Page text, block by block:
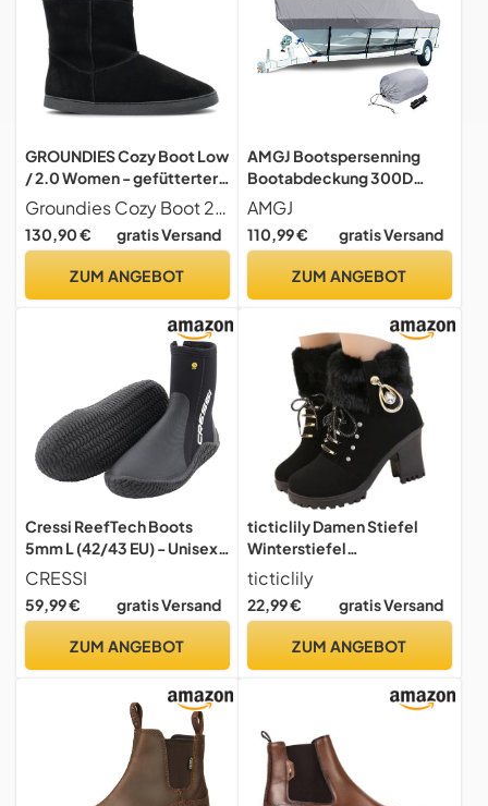
GROUNDIES Cozy Boot Low
/ 2.0 Women - gefütterter
Damen Barfußschuh/Boots
(Boot 2.0 black, EU
Schuhgrößensystem,
41)
Groundies Cozy Boot 2.0 Cozy Boot Low
130,90 € gratis Versand
ZUM ANGEBOT
AMGJ Bootspersenning
Bootabdeckung 300D
Oxford-Gewebe
Wasserdicht und UV Schutz
Boot Schutz Plane, Grau,21
AMGJ
110,99 € gratis Versand
ZUM ANGEBOT
Cressi ReefTech Boots
5mm L (42/43 EU) - Unisex
5mm Schwarz
Neoprenstiefel mit
Doppeltem Futter, ideal für
Entwickelt, zum die Füße
CRESSI
59,99 € gratis Versand
ZUM ANGEBOT
ticticlily Damen Stiefel
Winterstiefel
Schneestiefel
Winterschuhe PU
Stiefelette Schlupfstiefel
Blockabsatz
Schuhe C Schwarz 40 EU
ticticlily
22,99 € gratis Versand
ZUM ANGEBOT